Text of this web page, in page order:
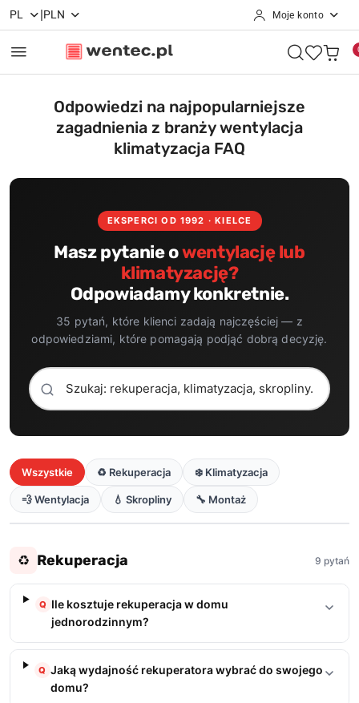
Przejdź do treści głównej
Przejdź do wyszukiwarki
Przejdź do moje konto
Przejdź do menu głównego
Przejdź do stopki
PL |PLN Moje konto
Odpowiedzi na najpopularniejsze
zagadnienia z branży wentylacja
klimatyzacja FAQ
EKSPERCI OD 1992 · KIELCE
Masz pytanie owentylację lub
klimatyzację?
Odpowiadamy konkretnie.
35 pytań, które klienci zadają najczęściej — z
odpowiedziami, które pomagają podjąć dobrą decyzję.
Wszystkie ♻️ Rekuperacja ❄️ Klimatyzacja
💨 Wentylacja 💧 Skropliny 🔧 Montaż
♻️ Rekuperacja 9 pytań
Q Ile kosztuje rekuperacja w domu
jednorodzinnym?
Q Jaką wydajność rekuperatora wybrać do swojego
domu?